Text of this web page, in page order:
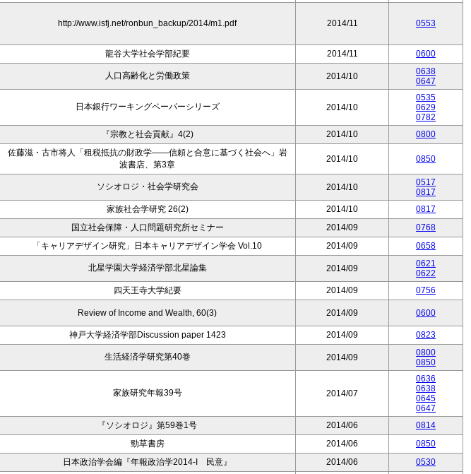
http://www.isfj.net/ronbun_backup/2014/m1.pdf 2014/11 0553
龍谷大学社会学部紀要 2014/11 0600
人口高齢化と労働政策 2014/10
0638
0647
日本銀行ワーキングペーパーシリーズ 2014/10
0535
0629
0782
『宗教と社会貢献』4(2) 2014/10 0800
佐藤滋・古市将人「租税抵抗の財政学――信頼と合意に基づく社会へ」岩
波書店、第3章
2014/10 0850
ソシオロジ・社会学研究会 2014/10
0517
0817
家族社会学研究 26(2) 2014/10
0817
国立社会保障・人口問題研究所セミナー 2014/09
0768
「キャリアデザイン研究」日本キャリアデザイン学会 Vol.10 2014/09 0658
北星学園大学経済学部北星論集 2014/09
0621
0622
四天王寺大学紀要 2014/09 0756
Review of Income and Wealth, 60(3) 2014/09 0600
神戸大学経済学部Discussion paper 1423 2014/09 0823
生活経済学研究第40巻 2014/09
0800
0850
家族研究年報39号 2014/07
0636
0638
0645
0647
『ソシオロジ』第59巻1号 2014/06
0814
勁草書房 2014/06
0850
日本政治学会編『年報政治学2014-I 民意』 2014/06 0530